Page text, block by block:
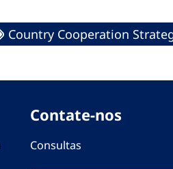
Country Cooperation
Contate-nos
Consultas